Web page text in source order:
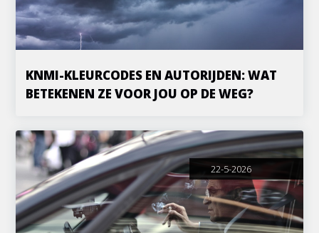
KNMI-KLEURCODES EN AUTORIJDEN: WAT
BETEKENEN ZE VOOR JOU OP DE WEG?
22-5-2026